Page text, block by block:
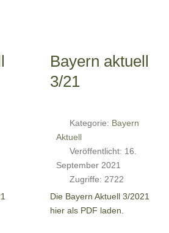
Bayern aktuell
3/21
Kategorie: Bayern
Aktuell
Veröffentlicht: 16.
September 2021
Zugriffe: 2722
Die Bayern Aktuell 3/2021
hier als PDF laden.